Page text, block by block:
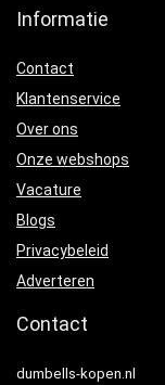
Informatie
Contact
Klantenservice
Over ons
Onze webshops
Vacature
Blogs
Privacybeleid
Adverteren
Contact
dumbells-kopen.nl